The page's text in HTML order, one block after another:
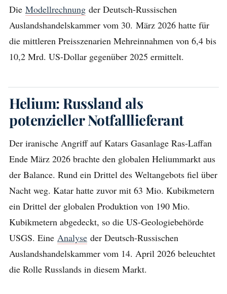
Die Modellrechnung der Deutsch-Russischen
Auslandshandelskammer vom 30. März 2026 hatte für
die mittleren Preisszenarien Mehreinnahmen von 6,4 bis
10,2 Mrd. US-Dollar gegenüber 2025 ermittelt.
Helium: Russland als
potenzieller Notfalllieferant
Der iranische Angriff auf Katars Gasanlage Ras-Laffan
Ende März 2026 brachte den globalen Heliummarkt aus
der Balance. Rund ein Drittel des Weltangebots fiel über
Nacht weg. Katar hatte zuvor mit 63 Mio. Kubikmetern
ein Drittel der globalen Produktion von 190 Mio.
Kubikmetern abgedeckt, so die US-Geologiebehörde
USGS. Eine Analyse der Deutsch-Russischen
Auslandshandelskammer vom 14. April 2026 beleuchtet
die Rolle Russlands in diesem Markt.